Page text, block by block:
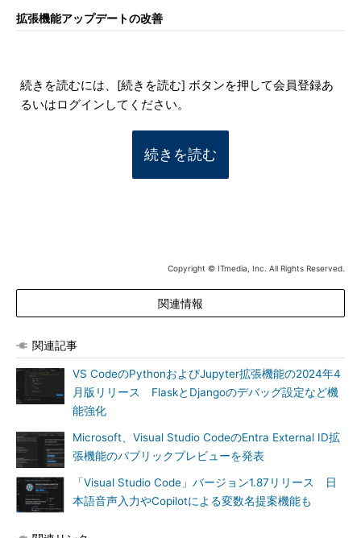
拡張機能アップデートの改善
続きを読むには、[続きを読む] ボタンを押して会員登録あ
るいはログインしてください。
続きを読む
Copyright © ITmedia, Inc. All Rights Reserved.
関連情報
関連記事
VS CodeのPythonおよびJupyter拡張機能の2024年4
月版リリース FlaskとDjangoのデバッグ設定など機
能強化
Microsoft、Visual Studio CodeのEntra External ID拡
張機能のパブリックプレビューを発表
「Visual Studio Code」バージョン1.87リリース 日
本語音声入力やCopilotによる変数名提案機能も